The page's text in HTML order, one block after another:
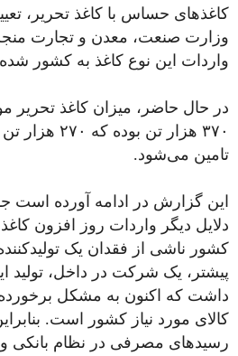
کاغذهای حساس با کاغذ تحریر،
وزارت صنعت، معدن و تجارت
واردات این نوع کاغذ به کشور
در حال حاضر، میزان کاغذ تحریر
۳۷۰ هزار تن
تامین می‌شود.
این گزارش در ادامه آورده است
دلایل دیگر واردات روز افزون
کشور ناشی از فقدان یک
پیشتر، یک شرکت در داخل، تولید
رسیدهای مصرفی در نظام بانکی و